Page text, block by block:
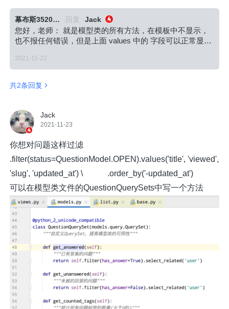
幕布斯3520075 回复 Jack
您好，老师： 就是模型类的所有方法，在模板中不显示，
也不报任何错误，但是上面 values 中的 字段可以正常显
常。
2021-11-22
共2条回复
Jack
2021-11-23
你想对问题这样过滤
.filter(status=QuestionModel.OPEN).values('title', 'viewed',
'slug', 'updated_at') \ .order_by('-updated_at')
可以在模型类文件的QuestionQuerySets中写一个方法